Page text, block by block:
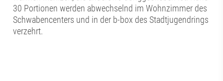
30 Portionen werden abwechselnd im Wohnzimmer des
Schwabencenters und in der b-box des Stadtjugendrings
verzehrt.